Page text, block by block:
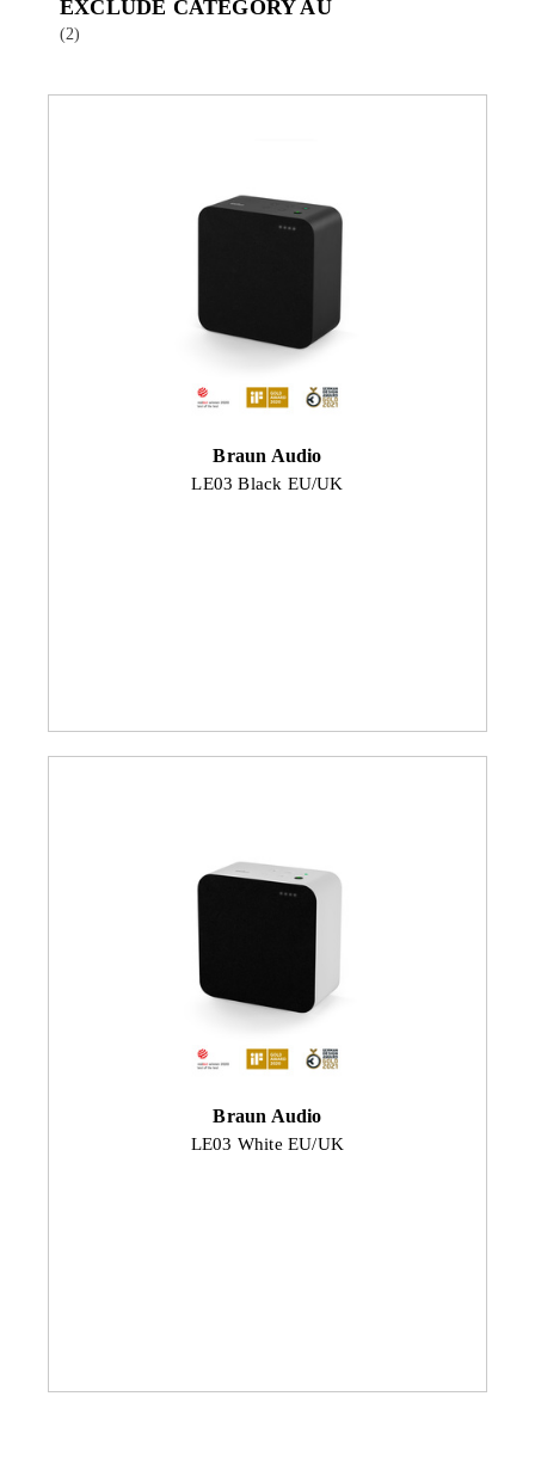
EXCLUDE CATEGORY AU
(2)
Braun Audio
LE03 Black EU/UK
Braun Audio
LE03 White EU/UK